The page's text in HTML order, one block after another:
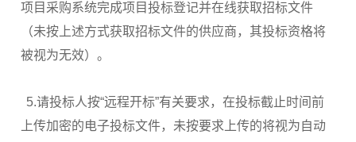
项目采购系统完成项目投标登记并在线获取招标文件
（未按上述方式获取招标文件的供应商，其投标资格将
被视为无效）。
5.请投标人按“远程开标”有关要求，在投标截止时间前
上传加密的电子投标文件，未按要求上传的将视为自动